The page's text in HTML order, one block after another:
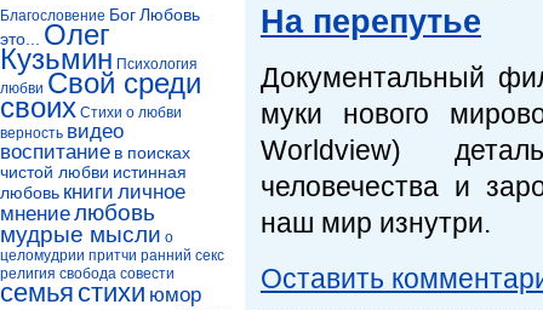
На перепутье
Документальный
муки нового
Worldview)
человечества и
наш мир изнутри.
Оставить
Благословение БогЛюбовь
это...
Олег
Кузьмин Психология
любви Свой среди
своих Стихи о любви
верность видео
воспитание в поисках
чистой любви истинная
любовь книги личное
мнениелюбовь
мудрые мысли о
целомудрии притчи ранний секс
религия свобода совести
семья стихи юмор